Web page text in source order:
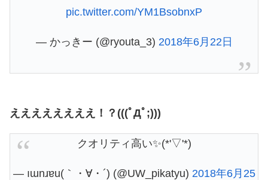
pic.twitter.com/YM1BsobnxP
— かっきー (@ryouta_3) 2018年6月22日
ええええええええ！？(((ﾟДﾟ;)))
クオリティ高い✨(*'▽'*)
— ıɯnɹɐu(｀・∀・´) (@UW_pikatyu) 2018年6月25